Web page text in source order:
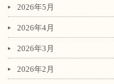
2026年5月
2026年4月
2026年3月
2026年2月